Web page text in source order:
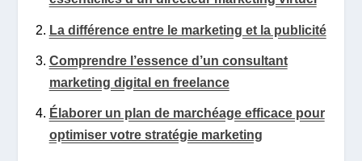
La différence entre le marketing et la publicité
Comprendre l’essence d’un consultant
marketing digital en freelance
Élaborer un plan de marchéage efficace pour
optimiser votre stratégie marketing